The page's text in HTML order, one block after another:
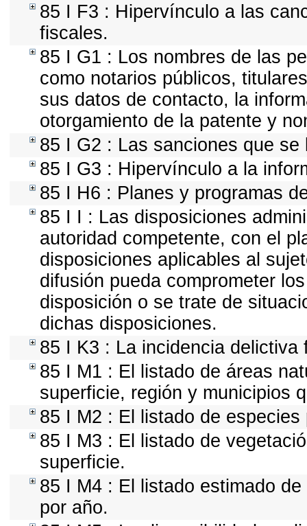
85 I F3 : Hipervínculo a las
fiscales.
85 I G1 : Los nombres de las
como notarios públicos,
sus datos de contacto, la
otorgamiento de la patente y
85 I G2 : Las sanciones que
85 I G3 : Hipervínculo a la
85 I H6 : Planes y programas
85 I I : Las disposiciones
autoridad competente, con el
disposiciones aplicables al
difusión pueda comprometer
disposición o se trate de
dichas disposiciones.
85 I K3 : La incidencia delictiva
85 I M1 : El listado de áreas
superficie, región y municipios
85 I M2 : El listado de
85 I M3 : El listado de
superficie.
85 I M4 : El listado estimado
por año.